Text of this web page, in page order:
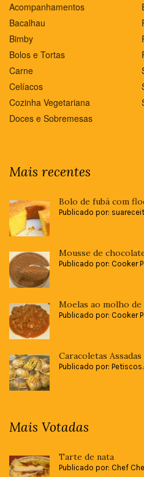
Acompanhamentos
Bacalhau
Bimby
Bolos e Tortas
Carne
Celíacos
Cozinha Vegetariana
Doces e Sobremesas
Mais recentes
Bolo de fubá com
Publicado por:
Mousse de
Publicado por: Cooker
Moelas ao molho
Publicado por: Cooker
Caracoletas Assadas
Publicado por:
Mais Votadas
Tarte de nata
Publicado por: Chef